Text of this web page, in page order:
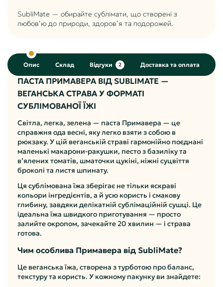
SubliMate — обирайте сублімати, що створені з
любов’ю до природи, здоров’я та подорожей.
Опис Склад Відгуки 2 Доставка та оплата
ПАСТА ПРИМАВЕРА ВІД SUBLIMATE —
ВЕГАНСЬКА СТРАВА У ФОРМАТІ
СУБЛІМОВАНОЇ ЇЖІ
Світла, легка, зелена — паста Примавера — це
справжня ода весні, яку легко взяти з собою в
рюкзаку. У цій веганській страві гармонійно поєднані
маленькі макарони-ракушки, песто з базиліку та
в’ялених томатів, шматочки цукіні, ніжні суцвіття
броколі та листя шпинату.
Ця сублімована їжа зберігає не тільки яскраві
кольори інгредієнтів, а й усю користь і смакову
глибину, завдяки делікатній сублімаційній сушці. Це
ідеальна їжа швидкого приготування — просто
залийте окропом, зачекайте 20 хвилин — і страва
готова.
Чим особлива Примавера від SubliMate?
Це веганська їжа, створена з турботою про баланс,
текстуру та користь. У кожному пакунку ви знайдете: